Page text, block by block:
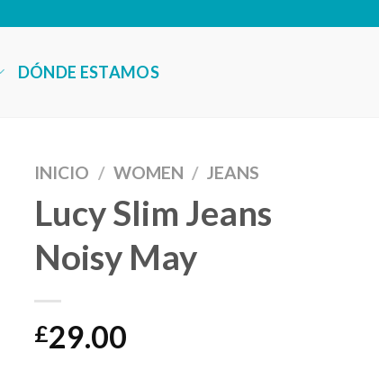
DÓNDE ESTAMOS
INICIO / WOMEN / JEANS
Lucy Slim Jeans
Noisy May
£29.00